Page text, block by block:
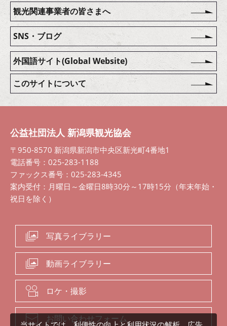
観光関連事業者の皆さまへ
SNS・ブログ
外国語サイト(Global Website)
このサイトについて
公益社団法人 新潟県観光協会
〒950-8570 新潟県新潟市中央区新光町4番地1
電話番号：025-283-1188
ファックス番号：025-283-4345
案内受付：月曜日～金曜日8時30分～17時15分（年末年始・
祝日を除く）
写真ライブラリー
動画ライブラリー
ロケ・撮影
お問い合わせフォーム